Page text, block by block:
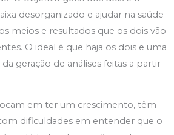
desorganizado e ajudar na saúde
meios e resultados que os dois vão
O ideal é que haja os dois e uma
geração de análises feitas a partir
em ter um crescimento, têm
dificuldades em entender que o